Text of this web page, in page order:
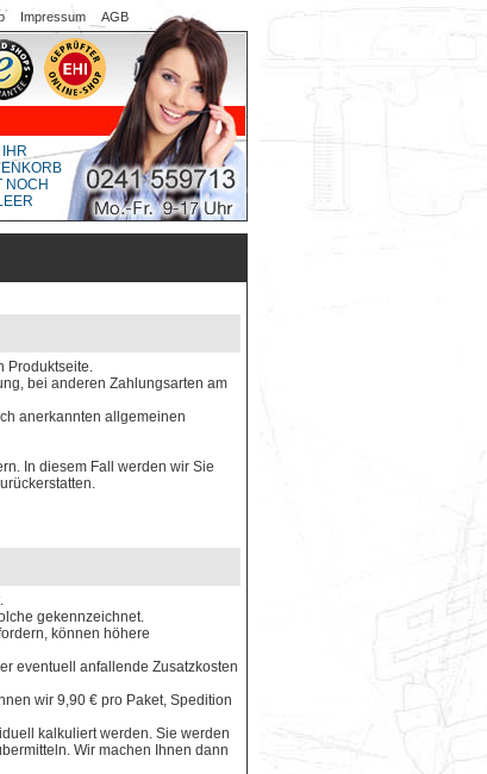
Impressum AGB
IHR
NOCH
Produktseite.
bei anderen Zahlungsarten am
anerkannten allgemeinen
In diesem Fall werden wir Sie
gekennzeichnet.
können höhere
eventuell anfallende Zusatzkosten
wir 9,90 € pro Paket, Spedition
kalkuliert werden. Sie werden
Wir machen Ihnen dann